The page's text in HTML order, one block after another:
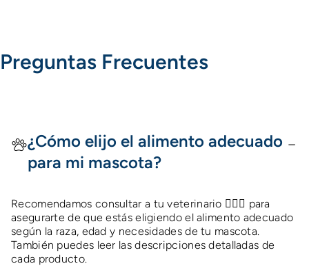
Preguntas Frecuentes
¿Cómo elijo el alimento adecuado
para mi mascota?
Recomendamos consultar a tu veterinario 👩🏻‍⚕️ para
asegurarte de que estás eligiendo el alimento adecuado
según la raza, edad y necesidades de tu mascota.
También puedes leer las descripciones detalladas de
cada producto.